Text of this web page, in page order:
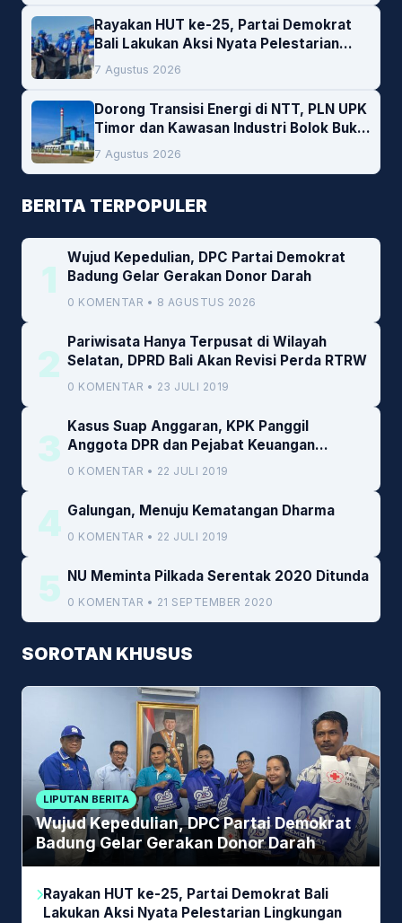
Rayakan HUT ke-25, Partai Demokrat
Bali Lakukan Aksi Nyata Pelestarian
Lingkungan
7 Agustus 2026
Dorong Transisi Energi di NTT, PLN UPK
Timor dan Kawasan Industri Bolok Buka
Peluang Investasi Woodchip untuk
Cofiring PLTU Bolok
7 Agustus 2026
BERITA TERPOPULER
1
Wujud Kepedulian, DPC Partai Demokrat
Badung Gelar Gerakan Donor Darah
0 KOMENTAR • 8 AGUSTUS 2026
2
Pariwisata Hanya Terpusat di Wilayah
Selatan, DPRD Bali Akan Revisi Perda RTRW
0 KOMENTAR • 23 JULI 2019
3
Kasus Suap Anggaran, KPK Panggil
Anggota DPR dan Pejabat Keuangan
Kemenkeu
0 KOMENTAR • 22 JULI 2019
4 Galungan, Menuju Kematangan Dharma
0 KOMENTAR • 22 JULI 2019
5 NU Meminta Pilkada Serentak 2020 Ditunda
0 KOMENTAR • 21 SEPTEMBER 2020
SOROTAN KHUSUS
LIPUTAN BERITA
Wujud Kepedulian, DPC Partai Demokrat
Badung Gelar Gerakan Donor Darah
Rayakan HUT ke-25, Partai Demokrat Bali
Lakukan Aksi Nyata Pelestarian Lingkungan